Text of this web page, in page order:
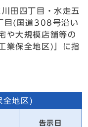
田四丁目・水走五
目(国道308号沿い
や大規模店舗等の
業保全地区)」に指
全地区)
告示日